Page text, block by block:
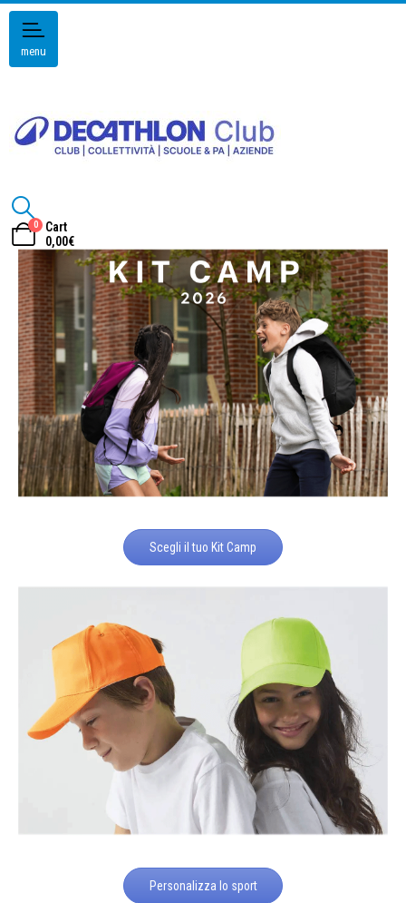
menu
0
Cart
0,00€
Scegli il tuo Kit Camp
Personalizza lo sport